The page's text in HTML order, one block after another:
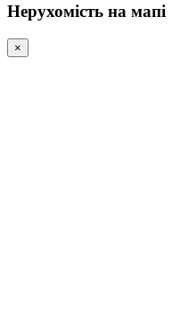
Нерухомість на мапі
×